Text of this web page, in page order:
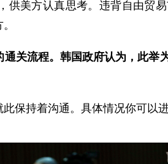
供美方认真思考。违背自由贸
关流程。韩国政府认为，此举
保持着沟通。具体情况你可以